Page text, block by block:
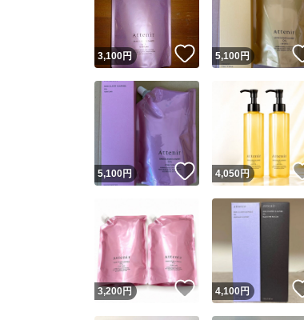
3,100円 いいね！
5,100円
5,100円 いいね！
4,050円
3,200円 いいね！
4,100円